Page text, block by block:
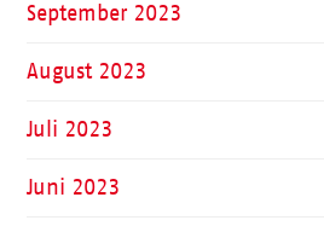
September 2023
August 2023
Juli 2023
Juni 2023